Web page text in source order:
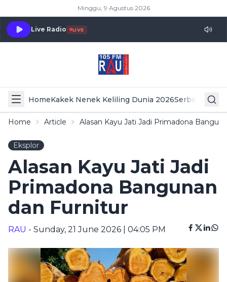
Minggu, 9 Agustus 2026
Live Radio LIVE
HomeKakek Nenek Keliling Dunia 2026Serba Serbi
Home Article Alasan Kayu Jati Jadi Primadona
Eksplor
Alasan Kayu Jati Jadi
Primadona Bangunan
dan Furnitur
RAU - Sunday, 21 June 2026 | 04:05 PM